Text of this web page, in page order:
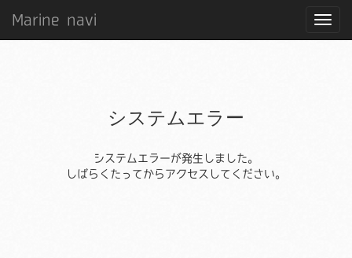
Marine navi
システムエラー
システムエラーが発生しました。
しばらくたってからアクセスしてください。